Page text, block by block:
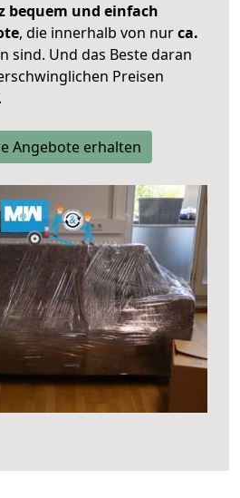
bequem und einfach
, die innerhalb von nurca.
sind. Und das Beste daran
Preisen
Angebote erhalten